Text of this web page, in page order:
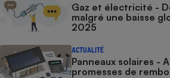
Gaz et électricité -
malgré une baisse
2025
ACTUALITÉ
Panneaux solaires -
promesses de